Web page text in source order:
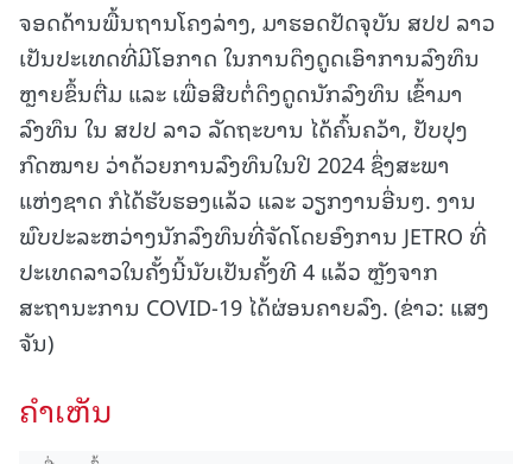
ຈອດດ້ານພື້ນຖານໂຄງລ່າງ, ມາຮອດປັດຈຸບັນ ສປປ ລາວ
ເປັນປະເທດທີ່ມີໂອກາດ ໃນການດຶງດູດເອົາການລົງທຶນ
ຫຼາຍຂຶ້ນຕື່ມ ແລະ ເພື່ອສືບຕໍ່ດຶງດູດນັກລົງທຶນ ເຂົ້າມາ
ລົງທຶນ ໃນ ສປປ ລາວ ລັດຖະບານ ໄດ້ຄົ້ນຄວ້າ, ປັບປຸງ
ກົດໝາຍ ວ່າດ້ວຍການລົງທຶນໃນປີ 2024 ຊຶ່ງສະພາ
ແຫ່ງຊາດ ກໍໄດ້ຮັບຮອງແລ້ວ ແລະ ວຽກງານອື່ນໆ. ງານ
ພົບປະລະຫວ່າງນັກລົງທຶນທີ່ຈັດໂດຍອົງການ JETRO ທີ່
ປະເທດລາວໃນຄັ້ງນີ້ນັບເປັນຄັ້ງທີ 4 ແລ້ວ ຫຼັງຈາກ
ສະຖານະການ COVID-19 ໄດ້ຜ່ອນຄາຍລົງ. (ຂ່າວ: ແສງ
ຈັນ)
ຄໍາເຫັນ